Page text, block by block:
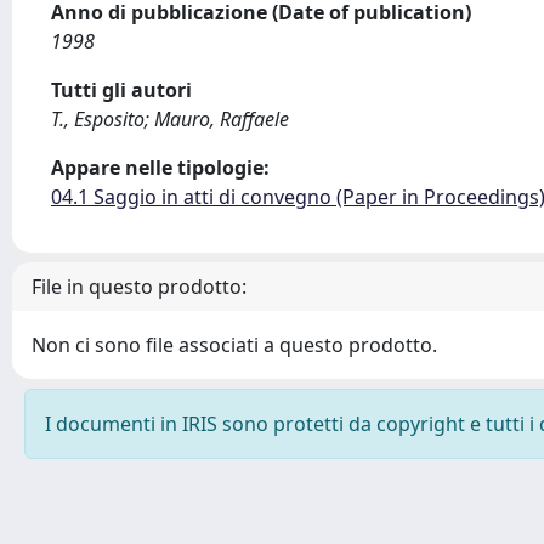
Anno di pubblicazione (Date of publication)
1998
Tutti gli autori
T., Esposito; Mauro, Raffaele
Appare nelle tipologie:
04.1 Saggio in atti di convegno (Paper in Proceedings)
File in questo prodotto:
Non ci sono file associati a questo prodotto.
I documenti in IRIS sono protetti da copyright e tutti